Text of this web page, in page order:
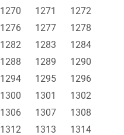
1270 1271
1272
1276 1277
1278
1282 1283
1284
1288 1289
1290
1294 1295
1296
1300 1301
1302
1306 1307
1308
1312 1313
1314